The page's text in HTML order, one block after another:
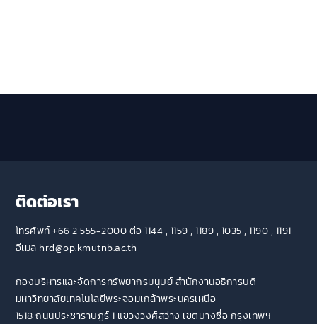
ติดต่อเรา
โทรศัพท์ +66 2 555-2000 ต่อ 1144 , 1159 , 1189 , 1035 , 1190 , 1191
อีเมล hrd@op.kmutnb.ac.th
กองบริหารและจัดการทรัพยากรมนุษย์ สำนักงานอธิการบดี
มหาวิทยาลัยเทคโนโลยีพระจอมเกล้าพระนครเหนือ
1518 ถนนประชาราษฎร์ 1 แขวงวงศ์สว่าง เขตบางซื่อ กรุงเทพฯ